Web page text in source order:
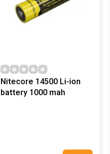
Nitecore 14500 Li-ion
battery 1000 mah